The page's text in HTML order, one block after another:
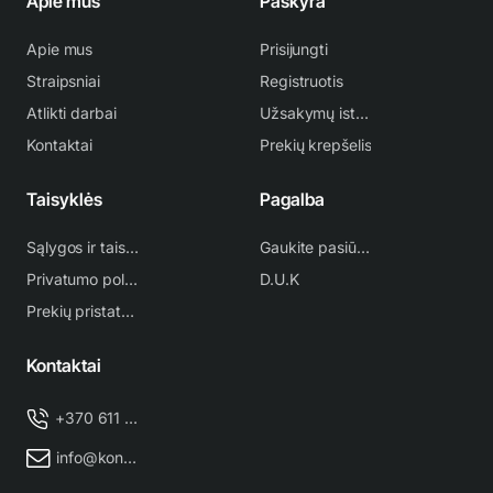
Apie mus
Straipsniai
Atlikti darbai
Kontaktai
Prisijungti
Registruotis
Užsakymų istorija
Prekių krepšelis
Taisyklės
Sąlygos ir taisyklės
Privatumo politika
Prekių pristatymas
Pagalba
Gaukite pasiūlymą
D.U.K
Kontaktai
+370 611 38 500
info@kondicionieriu-meistras.lt